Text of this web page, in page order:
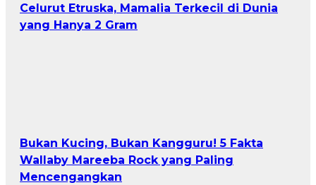
Celurut Etruska, Mamalia Terkecil di Dunia
yang Hanya 2 Gram
Bukan Kucing, Bukan Kangguru! 5 Fakta
Wallaby Mareeba Rock yang Paling
Mencengangkan